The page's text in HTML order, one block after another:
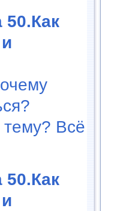
50.Как
Всё
50.Как